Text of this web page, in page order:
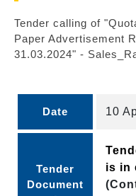
Tender calling of
Paper Advertisement
31.03.2024" -
Date 10
Tender
Document
is in